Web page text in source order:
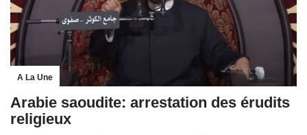
A La Une
Arabie saoudite: arrestation des érudits
religieux